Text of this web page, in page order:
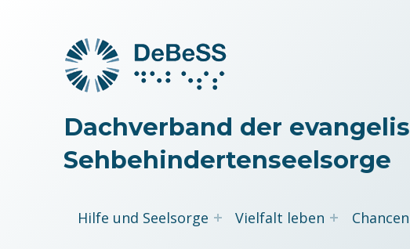
Dachverband der
Sehbehindertenseelsorge
Hilfe und Seelsorge Vielfalt leben